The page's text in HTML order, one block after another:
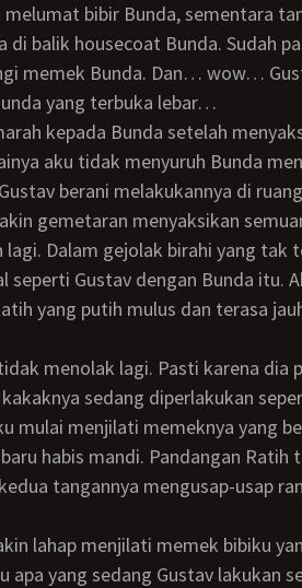
bibir Bunda, sementara
di balik housecoat Bunda. Sudah
memek Bunda. Dan… wow…
yang terbuka lebar…
kepada Bunda setelah
berani melakukannya di
Dalam gejolak birahi yang tak
seperti Gustav dengan Bunda itu.
yang putih mulus dan terasa
sedang diperlakukan
habis mandi. Pandangan
tangannya mengusap-usap
lahap menjilati memek bibiku